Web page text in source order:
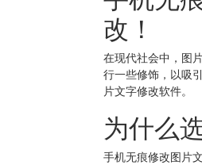
改！
在现代社会中，图
行一些修饰，以吸
片文字修改软件。
为什么
手机无痕修改图片